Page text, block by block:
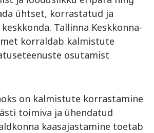
ühtset, korrastatud ja
Tallinna Keskkonna-
korraldab kalmistute
osutamist
on kalmistute korrastamine
toimiva ja ühendatud
kaasajastamine toetab